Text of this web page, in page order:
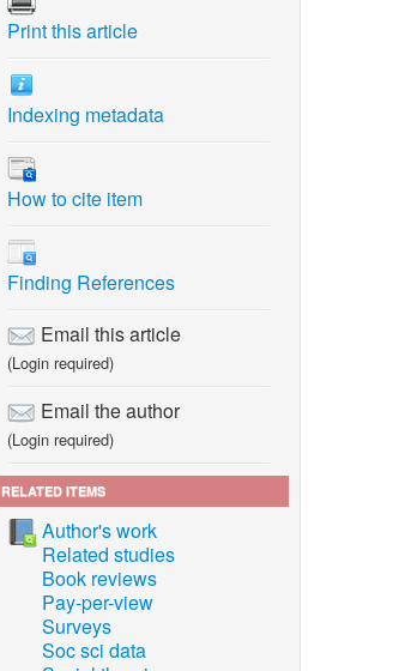
Print this article
Indexing metadata
How to cite item
Finding References
Email this article
(Login required)
Email the author
(Login required)
RELATED ITEMS
Author's work
Related studies
Book reviews
Pay-per-view
Surveys
Soc sci data